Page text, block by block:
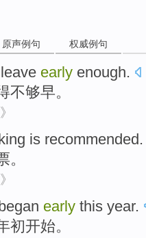
原声例句 权威例句
leave early enough.
不够早。
is recommended.
。
early this year.
初开始。